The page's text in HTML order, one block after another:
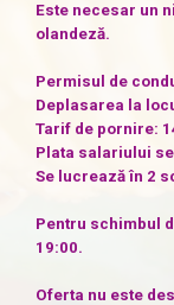
Este necesar un
olandeză.
Permisul de
Deplasarea la
Tarif de pornire:
Plata salariului
Se lucrează în 2
Pentru schimbul
19:00.
Oferta nu este